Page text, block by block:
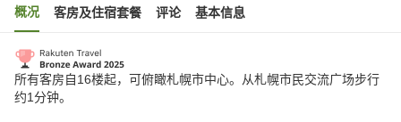
概况 客房及住宿套餐 评论 基本信息
所有客房自16楼起，可俯瞰札幌市中心。从札幌市民交流广场步行
约1分钟。